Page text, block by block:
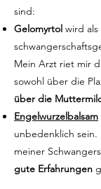
sind:
Gelomyrtol wird als
Mein Arzt riet mir
sowohl über die
über die
Engelwurzelbalsam
unbedenklich
meiner
gute Erfahrungen